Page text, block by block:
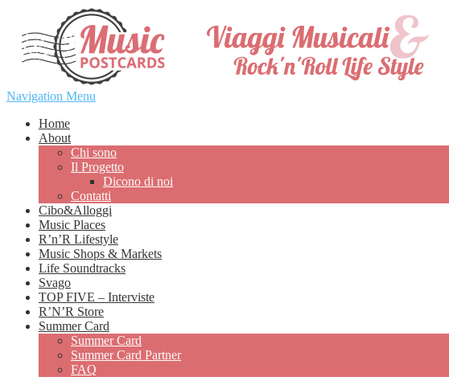
Navigation Menu
Home
About
Chi sono
Il Progetto
Dicono di noi
Contatti
Cibo&Alloggi
Music Places
R’n’R Lifestyle
Music Shops & Markets
Life Soundtracks
Svago
TOP FIVE – Interviste
R’N’R Store
Summer Card
Summer Card
Summer Card Partner
FAQ